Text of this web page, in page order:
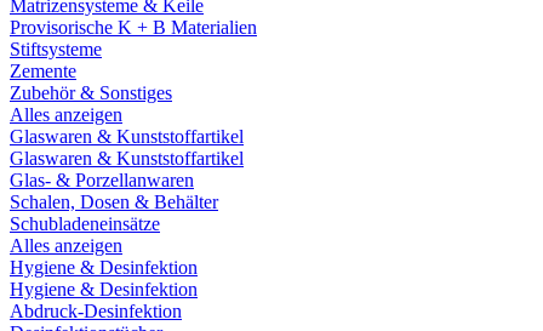
Matrizensysteme & Keile
Provisorische K + B Materialien
Stiftsysteme
Zemente
Zubehör & Sonstiges
Alles anzeigen
Glaswaren & Kunststoffartikel
Glaswaren & Kunststoffartikel
Glas- & Porzellanwaren
Schalen, Dosen & Behälter
Schubladeneinsätze
Alles anzeigen
Hygiene & Desinfektion
Hygiene & Desinfektion
Abdruck-Desinfektion